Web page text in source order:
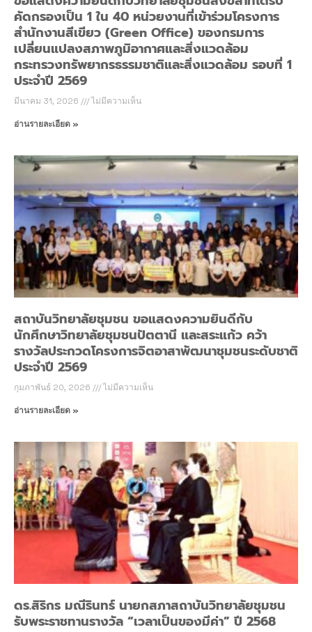
คัดกรองเป็น 1 ใน 40 หน่วยงานที่เข้าร่วมโครงการ
สำนักงานสีเขียว (Green Office) ของกรมการ
เปลี่ยนแปลงสภาพภูมิอากาศและสิ่งแวดล้อม
กระทรวงทรัพยากรธรรมชาติและสิ่งแวดล้อม รอบที่ 1
ประจำปี 2569
มีนาคม 31, 2026 ไม่มีความเห็น
อ่านรายละเอียด »
สถาบันวิทยาลัยชุมชน ขอแสดงความยินดีกับ
นักศึกษาวิทยาลัยชุมชนปัตตานี และสระแก้ว คว้า
รางวัลประกวดโครงการจิตอาสาพัฒนาชุมชนระดับชาติ
ประจำปี 2569
กุมภาพันธ์ 20, 2026 ไม่มีความเห็น
อ่านรายละเอียด »
ดร.สิริกร มณีรินทร์ นายกสภาสถาบันวิทยาลัยชุมชน
รับพระราชทานรางวัล “เวลาเป็นของมีค่า” ปี 2568